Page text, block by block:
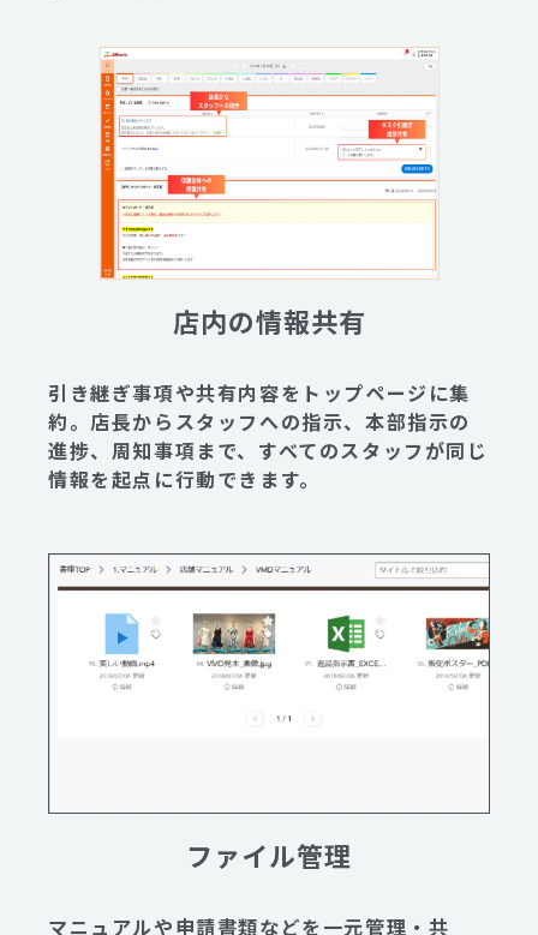
店内の情報共有
引き継ぎ事項や共有内容をトップページに集
約。店長からスタッフへの指示、本部指示の
進捗、周知事項まで、すべてのスタッフが同じ
情報を起点に行動できます。
ファイル管理
マニュアルや申請書類などを一元管理・共